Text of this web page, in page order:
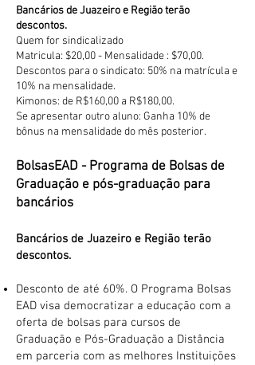
Bancários de Juazeiro e Região terão
descontos.
Quem for sindicalizado
Matricula: $20,00 - Mensalidade : $70,00.
Descontos para o sindicato: 50% na matrícula e
10% na mensalidade.
Kimonos: de R$160,00 a R$180,00.
Se apresentar outro aluno: Ganha 10% de
bônus na mensalidade do mês posterior.
BolsasEAD - Programa de Bolsas de
Graduação e pós-graduação para
bancários
Bancários de Juazeiro e Região terão
descontos.
Desconto de até 60%. O Programa Bolsas
EAD visa democratizar a educação com a
oferta de bolsas para cursos de
Graduação e Pós-Graduação a Distância
em parceria com as melhores Instituições